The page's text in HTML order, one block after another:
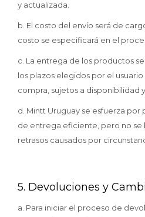
y actualizada.
b. El costo del envío será de
costo se especificará en el
c. La entrega de los productos
los plazos elegidos por el
compra, sujetos a disponibilidad
d. Mintt Uruguay se esfuerza
de entrega eficiente, pero no se
retrasos causados por
5. Devoluciones y
a. Para iniciar el proceso de